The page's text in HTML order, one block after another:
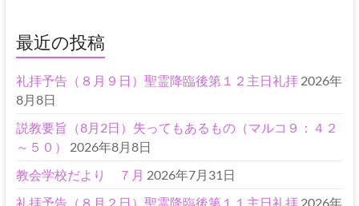
最近の投稿
礼拝予告（８月９日）聖霊降臨後第１２主日礼拝 2026年
8月8日
説教要旨（8月2日）失ってもあるもの（マルコ９：４２
～５０）
2026年8月8日
教会学校だより ７月 2026年7月31日
礼拝予告（８月２日）聖霊降臨後第１１主日礼拝 2026年